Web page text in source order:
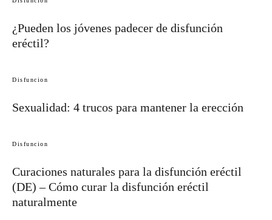
¿Pueden los jóvenes padecer de disfunción
eréctil?
Disfuncion
Sexualidad: 4 trucos para mantener la erección
Disfuncion
Curaciones naturales para la disfunción eréctil
(DE) – Cómo curar la disfunción eréctil
naturalmente